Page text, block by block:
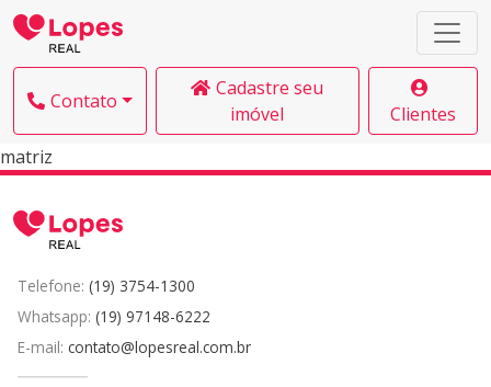
Contato
Cadastre seu
imóvel
Clientes
matriz
Telefone: (19) 3754-1300
Whatsapp: (19) 97148-6222
E-mail: contato@lopesreal.com.br